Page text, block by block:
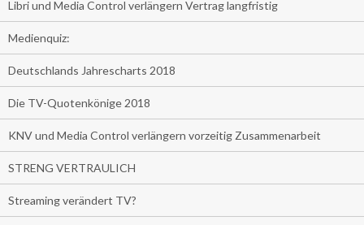
Libri und Media Control verlängern Vertrag langfristig
Medienquiz:
Deutschlands Jahrescharts 2018
Die TV-Quotenkönige 2018
KNV und Media Control verlängern vorzeitig Zusammenarbeit
STRENG VERTRAULICH
Streaming verändert TV?